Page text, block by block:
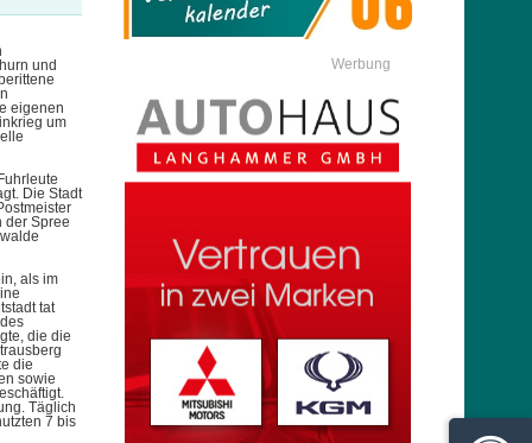
und
eigenen
um
Die Stadt
der Spree
als im
tat
die die
die
sowie
Täglich
7 bis
Werbung